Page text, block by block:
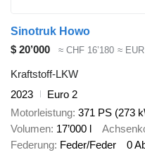
Sinotruk Howo
$ 20’000
≈ CHF 16’180 ≈ EUR
Kraftstoff-LKW
2023
Euro 2
Motorleistung 371 PS (273
Volumen 17’000 l
Federung Feder/Feder 0